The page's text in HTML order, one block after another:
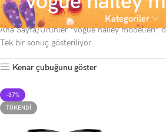
Kategoriler
Ana Sayfa Ürünler “vogue hailey modelleri”
Tek bir sonuç gösteriliyor
Kenar çubuğunu göster
-37%
TÜKENDI